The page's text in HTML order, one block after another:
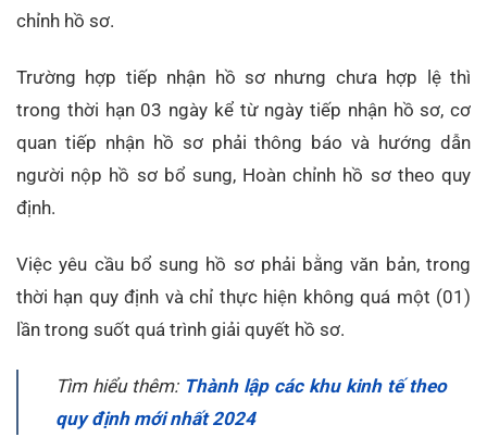
chỉnh hồ sơ.
Trường hợp tiếp nhận hồ sơ nhưng chưa hợp lệ thì
trong thời hạn 03 ngày kể từ ngày tiếp nhận hồ sơ, cơ
quan tiếp nhận hồ sơ phải thông báo và hướng dẫn
người nộp hồ sơ bổ sung, Hoàn chỉnh hồ sơ theo quy
định.
Việc yêu cầu bổ sung hồ sơ phải bằng văn bản, trong
thời hạn quy định và chỉ thực hiện không quá một (01)
lần trong suốt quá trình giải quyết hồ sơ.
Tìm hiểu thêm: Thành lập các khu kinh tế theo
quy định mới nhất 2024